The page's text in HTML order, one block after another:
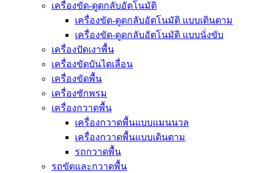
เครื่องขัด-ดูดกลับอัตโนมัติ
เครื่องขัด-ดูดกลับอัตโนมัติ แบบเดินตาม
เครื่องขัด-ดูดกลับอัตโนมัติ แบบนั่งขับ
เครื่องปัดเงาพื้น
เครื่องขัดบันไดเลื่อน
เครื่องขัดพื้น
เครื่องซักพรม
เครื่องกวาดพื้น
เครื่องกวาดพื้นแบบแมนนวล
เครื่องกวาดพื้นแบบเดินตาม
รถกวาดพื้น
รถขัดและกวาดพื้น